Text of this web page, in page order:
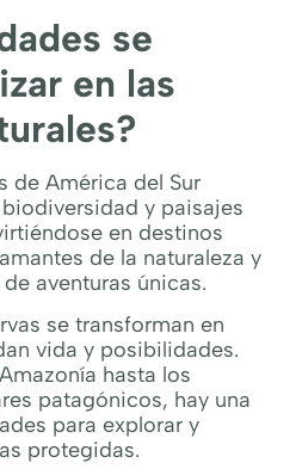
se
en las
de América del Sur
y paisajes
en destinos
de la naturaleza y
aventuras únicas.
se transforman en
vida y posibilidades.
hasta los
patagónicos, hay una
para explorar y
protegidas.